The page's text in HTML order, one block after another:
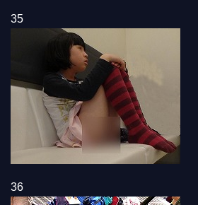
35
36